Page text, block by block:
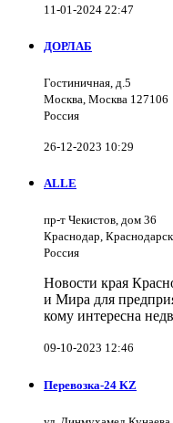
11-01-2024 22:47
ДОРЛАБ
Гостиничная, д.5
Москва, Москва 127106
Россия
26-12-2023 10:29
ALLE
пр-т Чекистов, дом 36
Краснодар,
Россия
Новости края
и Мира для
кому интересна
09-10-2023 12:46
Перевозка-24 KZ